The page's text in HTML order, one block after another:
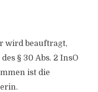
wird beauftragt,
§ 30 Abs. 2 InsO
ist die